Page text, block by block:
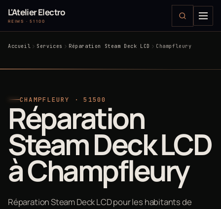
L'Atelier Electro
REIMS · 51100
Accueil Services Réparation Steam Deck LCD Champfleury
CHAMPFLEURY · 51500
Réparation
Steam Deck LCD
à Champfleury
Réparation Steam Deck LCD pour les habitants de